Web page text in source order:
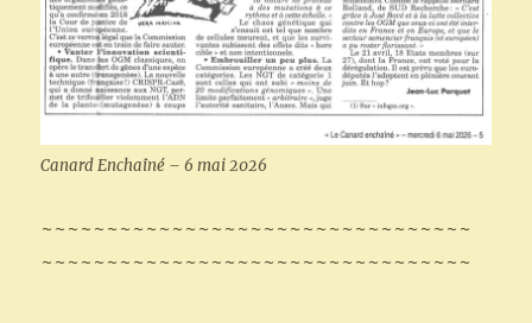
Canard Enchaîné – 6 mai 2026
~~~~~~~~~~~~~~~~~~~~~~~~~~~~~~~~~
~~~~~~~~~~~~~~~~~~~~~~~~~~~~~~~~~